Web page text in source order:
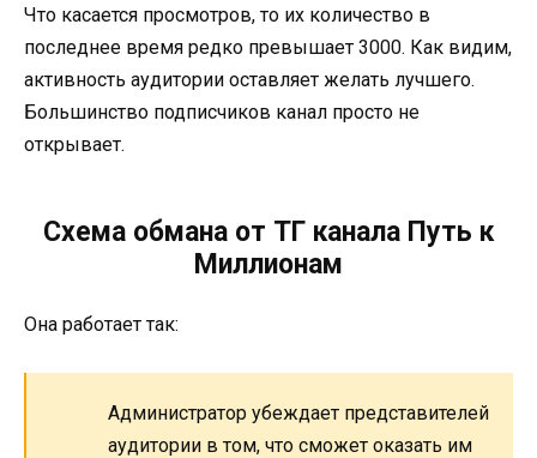
Что касается просмотров, то их количество в
последнее время редко превышает 3000. Как видим,
активность аудитории оставляет желать лучшего.
Большинство подписчиков канал просто не
открывает.
Схема обмана от ТГ канала Путь к
Миллионам
Она работает так:
Администратор убеждает представителей
аудитории в том, что сможет оказать им